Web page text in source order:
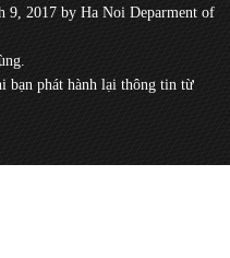
9, 2017 by Ha Noi Deparment of
phát hành lại thông tin từ